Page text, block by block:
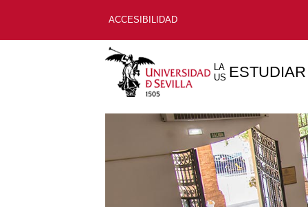
ACCESIBILIDAD
LA
US ESTUDIAR